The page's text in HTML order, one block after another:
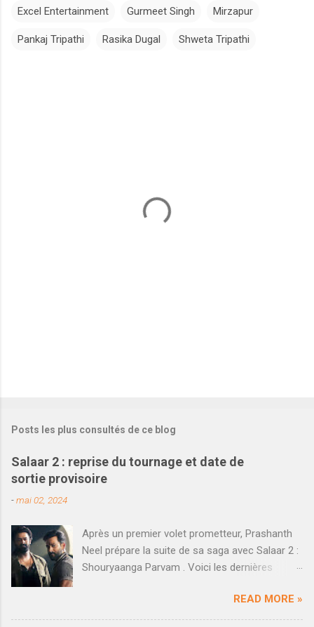
Excel Entertainment Gurmeet Singh Mirzapur
Pankaj Tripathi Rasika Dugal Shweta Tripathi
Posts les plus consultés de ce blog
Salaar 2 : reprise du tournage et date de
sortie provisoire
-mai 02, 2024
Après un premier volet prometteur, Prashanth
Neel prépare la suite de sa saga avec Salaar 2 :
Shouryaanga Parvam . Voici les dernières
décembre dernier, le blockbuster Salaar réalisé
par Prashanth Neel a rencontré un succès
READ MORE »